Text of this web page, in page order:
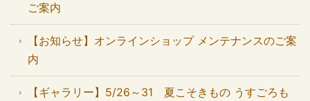
ご案内
【お知らせ】オンラインショップ メンテナンスのご案
内
【ギャラリー】5/26～31 夏こそきもの うすごろも